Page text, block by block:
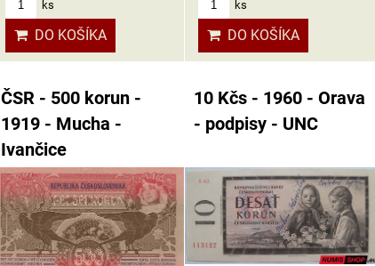
ks
DO KOŠÍKA
ks
DO KOŠÍKA
ČSR - 500 korun -
1919 - Mucha -
Ivančice
10 Kčs - 1960 - Orava
- podpisy - UNC